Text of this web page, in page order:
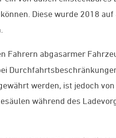
Diese wurde 2018
Fahrern abgasarmer
werden, ist jedoch
während des